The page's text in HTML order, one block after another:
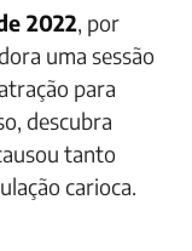
2022, por
uma sessão
para
descubra
tanto
carioca.